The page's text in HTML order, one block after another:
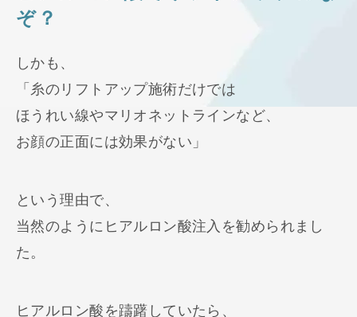
ぞ？
しかも、
「糸のリフトアップ施術だけでは
ほうれい線やマリオネットラインなど、
お顔の正面には効果がない」
という理由で、
当然のようにヒアルロン酸注入を勧められまし
た。
ヒアルロン酸を躊躇していたら、